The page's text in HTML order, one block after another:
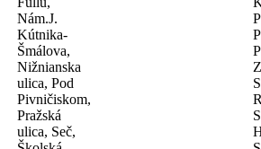
Nám.J.
Kútnika-
Šmálova,
Nižnianska
ulica, Pod
Pivničiskom,
Pražská
ulica, Seč,